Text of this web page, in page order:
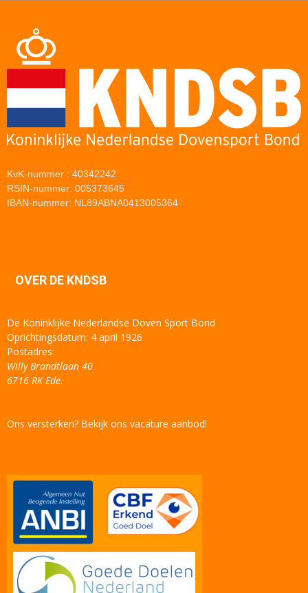
KvK-nummer : 40342242
RSIN-nummer: 005373645
IBAN-nummer: NL89ABNA0413005364
OVER DE KNDSB
De Koninklijke Nederlandse Doven Sport Bond
Oprichtingsdatum: 4 april 1926
Postadres:
Willy Brandtlaan 40
6716 RK Ede.
Ons versterken? Bekijk ons vacature aanbod!